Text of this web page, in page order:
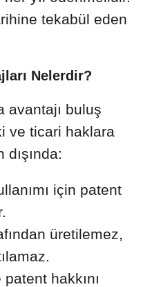
tekabül eden
Nelerdir?
avantajı buluş
ve ticari haklara
dışında:
için patent
üretilemez,
hakkını